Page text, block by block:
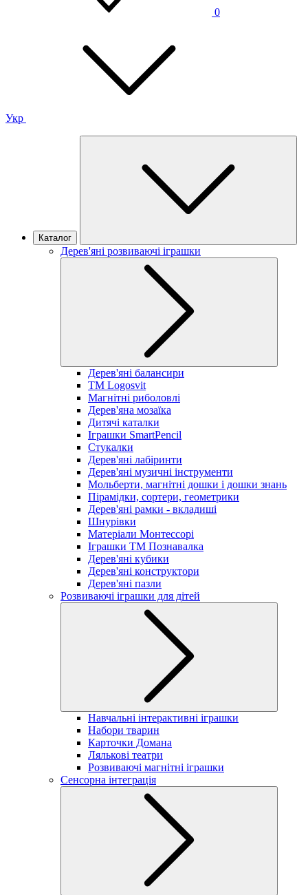
0
Укр
Каталог
Дерев'яні розвиваючі іграшки
Дерев'яні балансири
TM Logosvit
Магнітні риболовлі
Дерев'яна мозаїка
Дитячі каталки
Іграшки SmartPencil
Стукалки
Дерев'яні лабіринти
Дерев'яні музичні інструменти
Мольберти, магнітні дошки і дошки знань
Пірамідки, сортери, геометрики
Дерев'яні рамки - вкладиші
Шнурівки
Матеріали Монтессорі
Іграшки ТМ Познавалка
Дерев'яні кубики
Дерев'яні конструктори
Дерев'яні пазли
Розвиваючі іграшки для дітей
Навчальні інтерактивні іграшки
Набори тварин
Карточки Домана
Лялькові театри
Розвиваючі магнітні іграшки
Сенсорна інтеграція